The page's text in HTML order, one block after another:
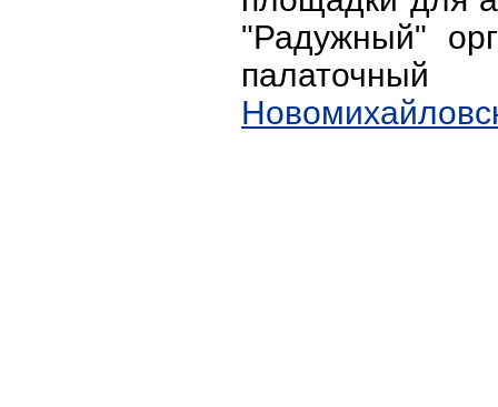
"Радужный"